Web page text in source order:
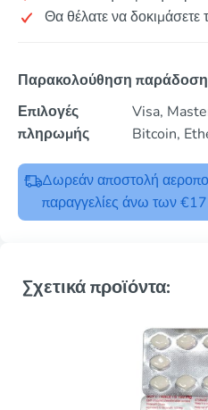
Θα θέλατε να
Παρακολούθηση
Επιλογές
πληρωμής
Visa,
Bitcoin,
Δωρεάν αποστολή
παραγγελίες άνω των
Σχετικά προϊόντα: